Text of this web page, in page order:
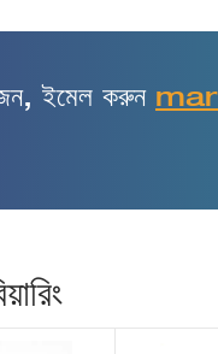
ইমেল করুন